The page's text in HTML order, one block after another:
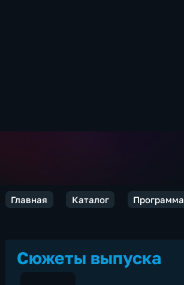
Главная Каталог Программа
Сюжеты выпуска